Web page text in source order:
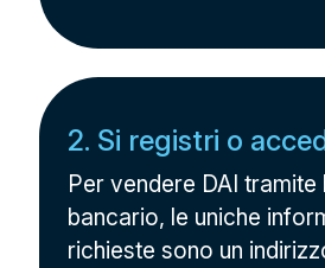
2. Si registri o
Per vendere DAI
bancario, le uniche
richieste sono un